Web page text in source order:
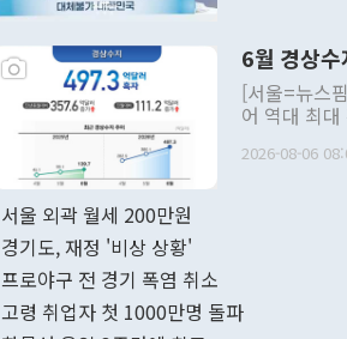
주의적 희망
관의 대북
관 부처 장
관의 무리한
다. [정동영 통일부 장관이 지난달 23일 오후 서울 종로구 정부서울청사에
무너졌다고
6월 경상
[서울=뉴스
어 역대 최
료=한국은행] 한국은행이 6일 발표한 '2026년 6월 국제수지(잠정)'
며 월간 기
2026-08-06
서울 외곽 월세 200만원
경기도, 재정 '비상 상황'
프로야구 전 경기 폭염 취소
고령 취업자 첫 1000만명 돌파